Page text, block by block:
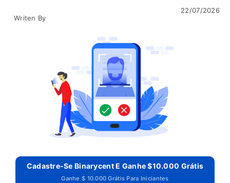
Writen By
22/07/2026
Cadastre-Se Binarycent E Ganhe $10.000 Grátis
Ganhe $ 10.000 Grátis Para Iniciantes